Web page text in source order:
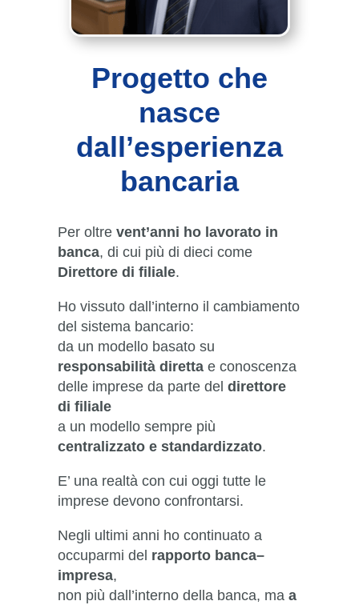
Progetto che
nasce
dall’esperienza
bancaria
Per oltre vent’anni ho lavorato in
banca, di cui più di dieci come
Direttore di filiale.
Ho vissuto dall’interno il cambiamento
del sistema bancario:
da un modello basato su
responsabilità direttae conoscenza
delle imprese da parte del direttore
di filiale
a un modello sempre più
centralizzato e standardizzato.
E’ una realtà con cui oggi tutte le
imprese devono confrontarsi.
Negli ultimi anni ho continuato a
occuparmi del rapporto banca–
impresa,
non più dall’interno della banca, ma a